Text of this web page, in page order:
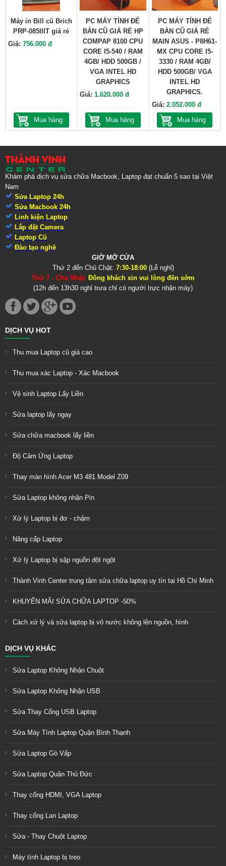
Máy in Bill cũ Brich
PRP-085IIIT giá rẻ
Giá: 756.000 đ
Mua hàng
PC MÁY TÍNH ĐỂ
BÀN CŨ GIÁ RẺ HP
COMPAP 8100 CPU
CORE I5-540 / RAM
4GB/ HDD 500GB /
VGA INTEL HD
GRAPHICS
Giá:1.620.000 đ
Mua hàng
PC MÁY TÍNH ĐỂ
BÀN CŨ GIÁ RẺ
MAIN ASUS - P8H61-
MX CPU CORE I5-
3330 / RAM 4GB/
HDD 500GB/ VGA
INTEL HD
GRAPHICS.
Giá: 2.052.000 đ
Mua hàng
Khám phá dịch vụ sửa chữa Macbook, Laptop đạt chuẩn 5 sao tại Việt
Nam
Sửa Laptop 24h
Sửa Macbook 24h
Linh kiện Laptop
Lắp đặt Camera
Laptop Cũ
Đào tạo nghề
GIỜ MỞ CỬA
Thứ 2 đến Chủ Chật: 7:30-18:00(Lễ nghỉ)
Thứ 7 - Chủ Nhật: Đông khách xin vui lòng đến sớm
(12h đến 13h30 nghỉ trưa chỉ có người trực nhận máy)
DỊCH VỤ HOT
Thu mua Laptop cũ giá cao
Thu mua xác Laptop - Xác Macbook
Vệ sinh Laptop Lấy Liền
Sửa laptop lấy ngay
Sửa chữa macbook lấy liền
Độ Cảm Ứng Laptop
Thay màn hình Acer M3 481 Model Z09
Sửa Laptop không nhận Pin
Xử lý Laptop bị đơ - chậm
Nâng cấp Laptop
Xử lý Laptop bị sập nguồn đột ngột
Thành Vinh Center trung tâm sửa chữa laptop uy tín tại Hồ Chí Minh
KHUYẾN MÃI SỬA CHỮA LAPTOP -50%
Cách xử lý và sửa laptop bị vô nước không lên nguồn, hình
DỊCH VỤ KHÁC
Sửa Laptop Không Nhận Chuột
Sửa Laptop Không Nhận USB
Sửa Thay Cổng USB Laptop
Sửa Máy Tính Laptop Quận Bình Thạnh
Sửa Laptop Gò Vấp
Sửa Laptop Quận Thủ Đức
Thay cổng HDMI, VGA Laptop
Thay cổng Lan Laptop
Sửa - Thay Chuột Laptop
Máy tính Laptop bị treo